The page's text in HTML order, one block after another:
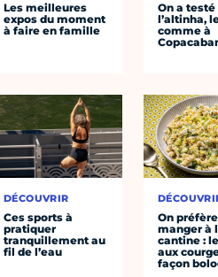
Les meilleures
expos du moment
à faire en famille
DÉCOUVRIR
Ces sports à
pratiquer
tranquillement au
fil de l’eau
On a testé
l’altinha,
comme à
On préfère
manger à
cantine :
aux
façon